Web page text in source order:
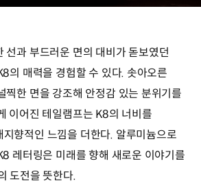
선과 부드러운 면의 대비가 돋보였던
의 매력을 경험할 수 있다. 솟아오른
찍한 면을 강조해 안정감 있는 분위기를
이어진 테일램프는 K8의 너비를
향적인 느낌을 더한다. 알루미늄으로
레터링은 미래를 향해 새로운 이야기를
도전을 뜻한다.